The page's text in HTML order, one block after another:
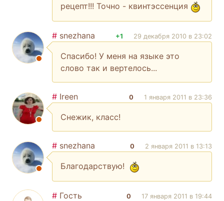
рецепт!!! Точно - квинтэссенция
# snezhana +1 29 декабря 2010 в 23:02
Спасибо! У меня на языке это
слово так и вертелось...
# Ireen 0 1 января 2011 в 23:36
Снежик, класс!
# snezhana 0 2 января 2011 в 13:13
Благодарствую!
# Гость 0 17 января 2011 в 19:44